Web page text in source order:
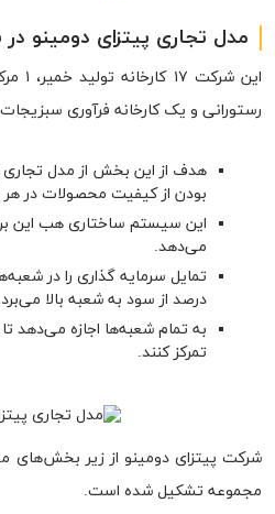
مدل تجاری پیتزای دومینو
این
رستورانی و یک کارخانه فرآوری سبزیجات
هدف از این بخش از مدل تجاری
بودن از کیفیت محصولات در
این سیستم ساختاری هب این
می‌دهد.
درصد از سود به شعبه بالا
به تمام شعبه‌ها اجازه می‌دهد
تمرکز کنند.
شرکت پیتزای دومینو از زیر بخش‌های
مجموعه تشکیل شده است.